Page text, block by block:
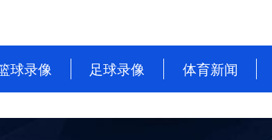
球录像 足球录像 体育新闻